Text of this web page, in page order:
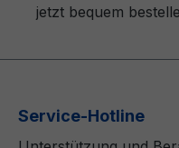
jetzt bequem
Service-Hotline